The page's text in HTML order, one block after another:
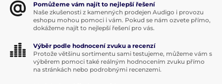
Pomůžeme vám najít to nejlepší řešení
Naše zkušenosti z kamenných prodejen Audigo i provozu
eshopu mohou pomoci i vám. Pokud se nám ozvete přímo,
dokážeme najít to nejlepší řešení pro vás.
Výběr podle hodnocení zvuku a recenzí
Protože většinu sortimentu sami testujeme, můžeme vám s
výběrem pomoci také reálným hodnocením zvuku přímo
na stránkách nebo podrobnými recenzemi.